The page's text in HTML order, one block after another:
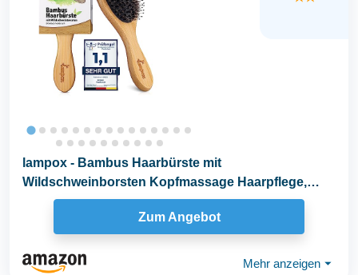
lampox - Bambus Haarbürste mit
Wildschweinborsten Kopfmassage Haarpflege,
Entwirrbürste für lange...
Zum Angebot
Mehr anzeigen ⏷